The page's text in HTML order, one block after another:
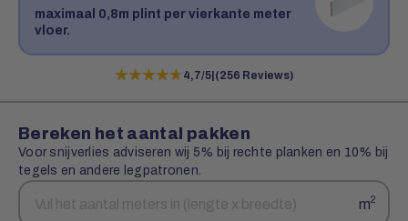
maximaal 0,8m plint per vierkante meter
vloer.
★★★★★
★★★★★ 4,7/5 (256 Reviews)
Bereken het aantal pakken
Voor snijverlies adviseren wij 5% bij rechte planken en 10% bij
tegels en andere legpatronen.
Aantal
vierkante
m2
Snijverlies